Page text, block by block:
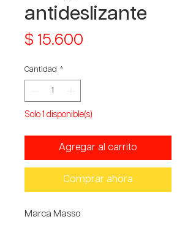
antideslizante
$ 15.600
Cantidad *
Solo 1 disponible(s)
Agregar al carrito
Comprar ahora
Marca Masso